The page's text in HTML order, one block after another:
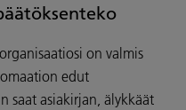
on valmis
edut
saat asiakirjan, älykkäät